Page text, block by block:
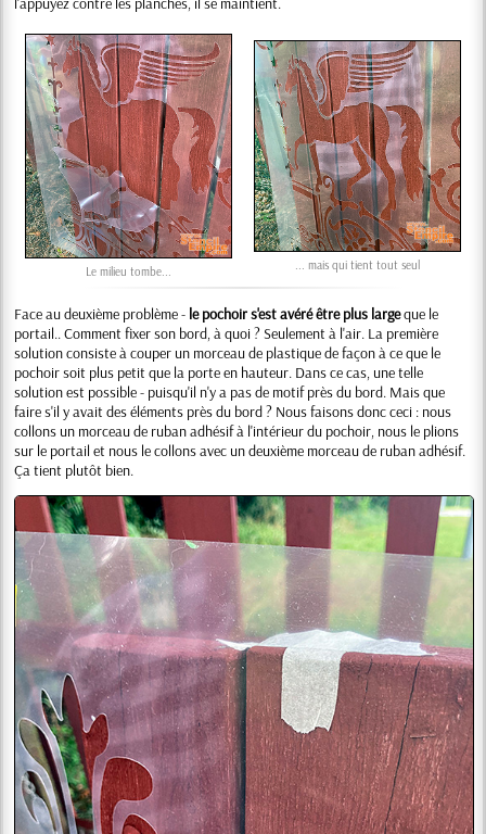
Le milieu tombe... ... mais qui tient tout seul
Face au deuxième problème - le pochoir s'est avéré être plus largeque le
portail.. Comment fixer son bord, à quoi ? Seulement à l'air. La première
solution consiste à couper un morceau de plastique de façon à ce que le
pochoir soit plus petit que la porte en hauteur. Dans ce cas, une telle
solution est possible - puisqu'il n'y a pas de motif près du bord. Mais que
faire s'il y avait des éléments près du bord ? Nous faisons donc ceci : nous
collons un morceau de ruban adhésif à l'intérieur du pochoir, nous le plions
sur le portail et nous le collons avec un deuxième morceau de ruban adhésif.
Ça tient plutôt bien.